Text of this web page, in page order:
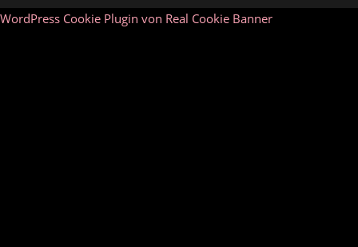
WordPress Cookie Plugin von Real Cookie Banner